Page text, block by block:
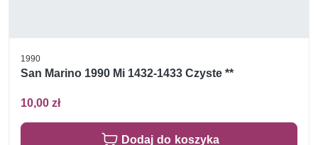
1990
San Marino 1990 Mi 1432-1433 Czyste **
10,00 zł
Dodaj do koszyka